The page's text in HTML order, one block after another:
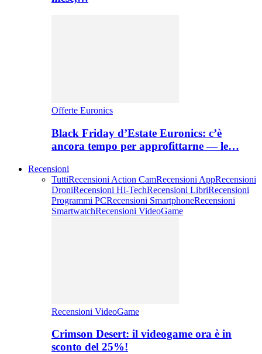
Offerte Euronics
Black Friday d’Estate Euronics: c’è
ancora tempo per approfittarne — le…
Recensioni
TuttiRecensioni Action CamRecensioni AppRecensioni
DroniRecensioni Hi-TechRecensioni LibriRecensioni
Programmi PCRecensioni SmartphoneRecensioni
SmartwatchRecensioni VideoGame
Recensioni VideoGame
Crimson Desert: il videogame ora è in
sconto del 25%!